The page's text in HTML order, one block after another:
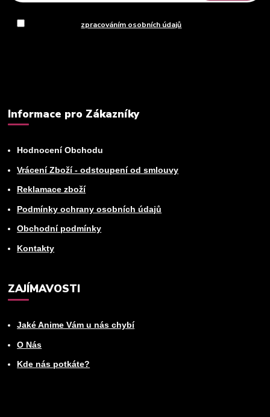
zpracováním osobních údajů
Informace pro Zákazníky
Hodnocení Obchodu
Vrácení Zboží - odstoupení od smlouvy
Reklamace zboží
Podmínky ochrany osobních údajů
Obchodní podmínky
Kontakty
ZAJÍMAVOSTI
Jaké Anime Vám u nás chybí
O Nás
Kde nás potkáte?